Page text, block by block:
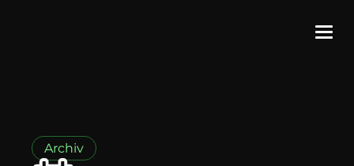
Archiv